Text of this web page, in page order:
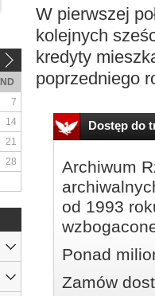
W pierwszej
kolejnych
kredyty
poprzedniego
Dostęp do
Archiwum
od 1993
Ponad
Zamów
ND
7
14
21
28